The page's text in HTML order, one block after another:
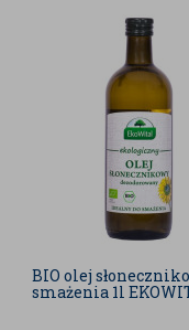
BIO olej
smażenia 1l